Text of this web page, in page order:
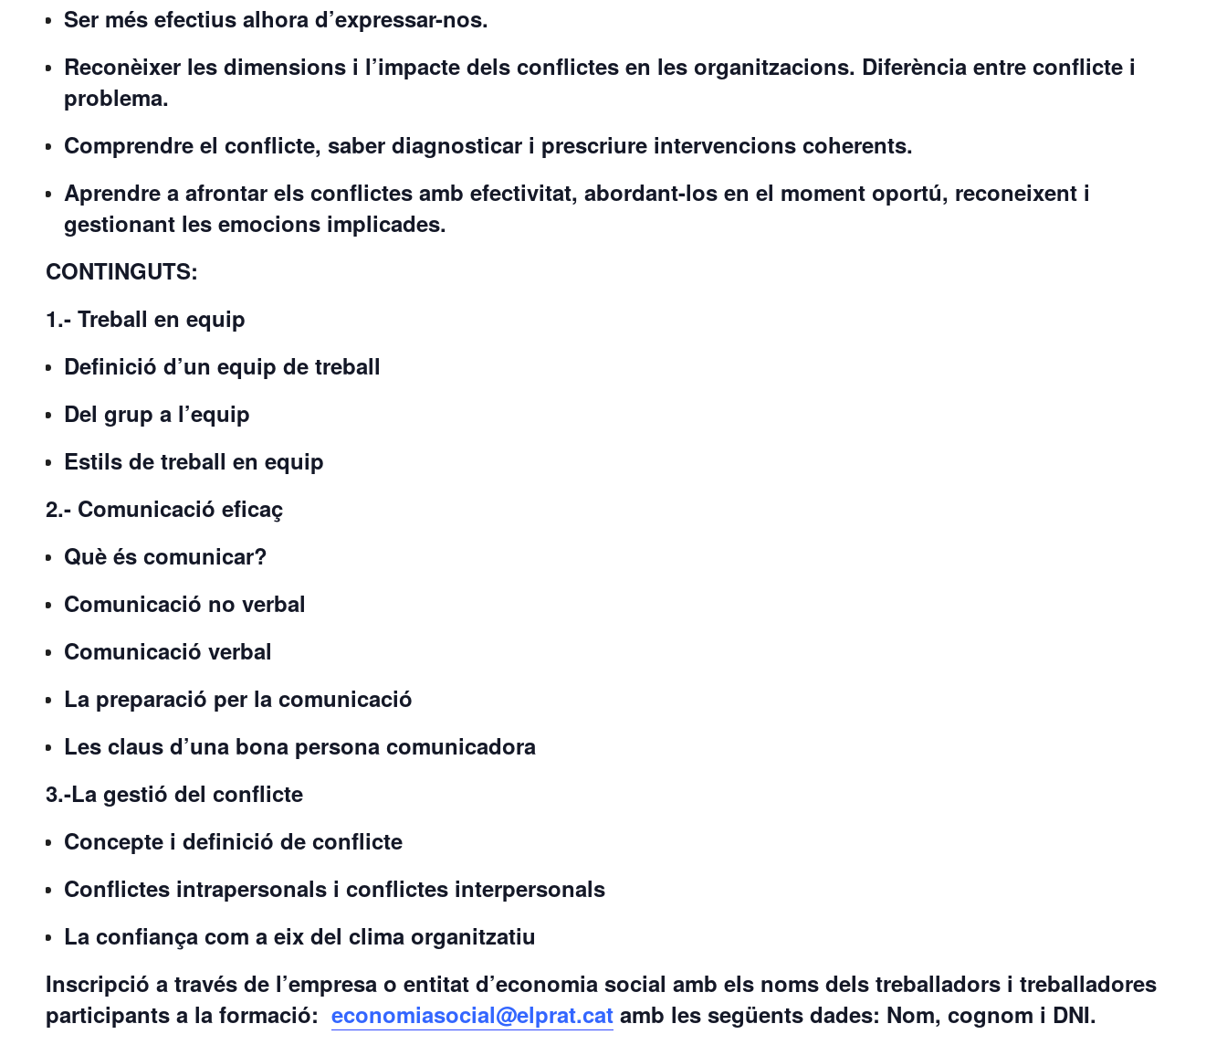
Ser més efectius alhora d’expressar-nos.
Reconèixer les dimensions i l’impacte dels conflictes en les organitzacions. Diferència entre conflicte i
problema.
Comprendre el conflicte, saber diagnosticar i prescriure intervencions coherents.
Aprendre a afrontar els conflictes amb efectivitat, abordant-los en el moment oportú, reconeixent i
gestionant les emocions implicades.
CONTINGUTS:
1.- Treball en equip
Definició d’un equip de treball
Del grup a l’equip
Estils de treball en equip
2.- Comunicació eficaç
Què és comunicar?
Comunicació no verbal
Comunicació verbal
La preparació per la comunicació
Les claus d’una bona persona comunicadora
3.-La gestió del conflicte
Concepte i definició de conflicte
Conflictes intrapersonals i conflictes interpersonals
La confiança com a eix del clima organitzatiu
Inscripció a través de l’empresa o entitat d’economia social amb els noms dels treballadors i treballadores
participants a la formació: economiasocial@elprat.cat amb les següents dades: Nom, cognom i DNI.